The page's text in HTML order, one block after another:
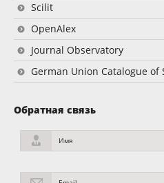
Scilit
OpenAlex
Journal Observatory
German Union Catalogue of
Обратная связь
Имя